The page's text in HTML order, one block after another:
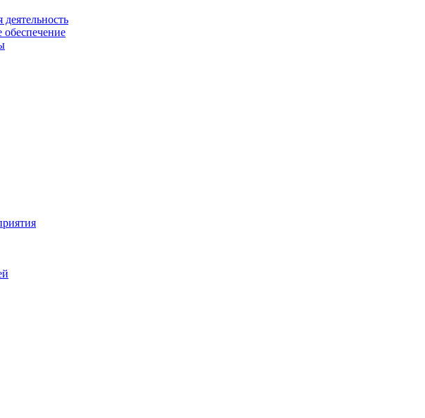
обеспечение